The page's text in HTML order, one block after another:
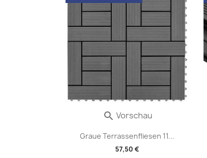
Graue Terrassenfliesen 11...
57,50 €
 Vorschau